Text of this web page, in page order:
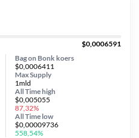
$0,0006591
Bag on Bonk koers
$0,0006411
Max Supply
1mld
All Timehigh
$0,005055
87,32%
All Time low
$0,00009736
558,54%